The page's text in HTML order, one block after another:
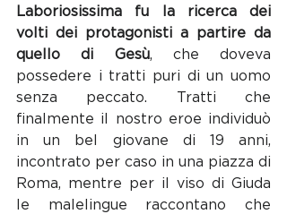
Laboriosissima fu la ricerca dei
volti dei protagonisti a partire da
quello di Gesù, che doveva
possedere i tratti puri di un uomo
senza peccato. Tratti che
finalmente il nostro eroe individuò
in un bel giovane di 19 anni,
incontrato per caso in una piazza di
Roma, mentre per il viso di Giuda
le malelingue raccontano che